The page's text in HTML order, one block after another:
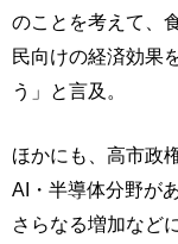
のことを考えて、
民向けの経済効果
う」と言及。
ほかにも、高市政
AI・半導体分野が
さらなる増加など